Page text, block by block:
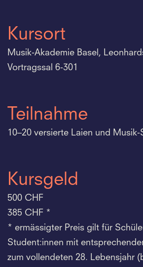
Kursort
Musik-Akademie Basel,
Vortragssal 6-301
Teilnahme
10–20 versierte Laien und
Kursgeld
500 CHF
385 CHF *
* ermässigter Preis gilt für
Student:innen mit
zum vollendeten 28. Lebensjahr